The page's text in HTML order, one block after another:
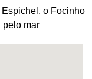
o Focinho
pelo mar